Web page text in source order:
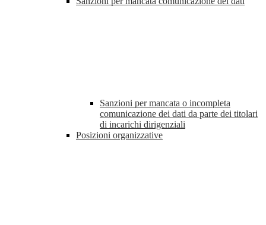
Sanzioni per mancata o incompleta
comunicazione dei dati da parte dei titolari
di incarichi dirigenziali
Posizioni organizzative